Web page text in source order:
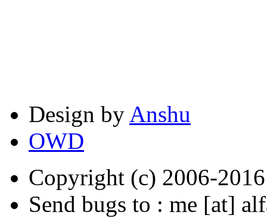
Design by Anshu
OWD
Copyright (c) 2006-
Send bugs to : me [at]